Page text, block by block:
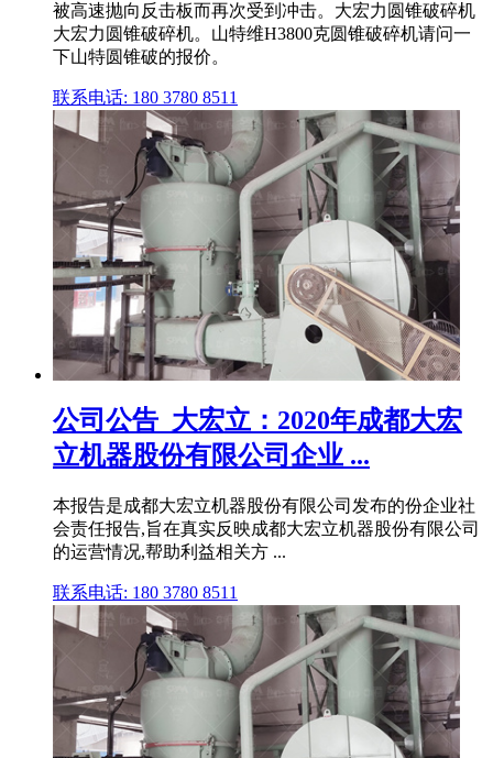
被高速抛向反击板而再次受到冲击。大宏力圆锥破碎机
大宏力圆锥破碎机。山特维H3800克圆锥破碎机请问一
下山特圆锥破的报价。
联系电话: 180 3780 8511
公司公告_大宏立：2020年成都大宏
立机器股份有限公司企业 ...
本报告是成都大宏立机器股份有限公司发布的份企业社
会责任报告,旨在真实反映成都大宏立机器股份有限公司
的运营情况,帮助利益相关方 ...
联系电话: 180 3780 8511